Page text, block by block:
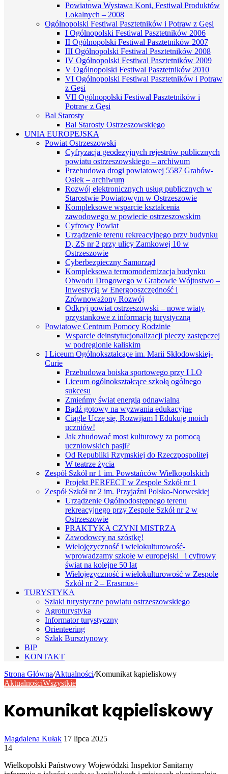
Powiatowa Wystawa Koni, Festiwal Produktów
Lokalnych – 2008
Ogólnopolski Festiwal Pasztetników i Potraw z Gęsi
I Ogólnopolski Festiwal Pasztetników 2006
II Ogólnopolski Festiwal Pasztetników 2007
III Ogólnopolski Festiwal Pasztetników 2008
IV Ogólnopolski Festiwal Pasztetników 2009
V Ogólnopolski Festiwal Pasztetników 2010
VI Ogólnopolski Festiwal Pasztetników i Potraw
z Gęsi
VII Ogólnopolski Festiwal Pasztetników i
Potraw z Gęsi
Bal Starosty
Bal Starosty Ostrzeszowskiego
UNIA EUROPEJSKA
Powiat Ostrzeszowski
Cyfryzacja geodezyjnych rejestrów publicznych
powiatu ostrzeszowskiego – archiwum
Przebudowa drogi powiatowej 5587 Grabów-
Osiek – archiwum
Rozwój elektronicznych usług publicznych w
Starostwie Powiatowym w Ostrzeszowie
Kompleksowe wsparcie kształcenia
zawodowego w powiecie ostrzeszowskim
Cyfrowy Powiat
Urządzenie terenu rekreacyjnego przy budynku
D, ZS nr 2 przy ulicy Zamkowej 10 w
Ostrzeszowie
Cyberbezpieczny Samorząd
Kompleksowa termomodernizacja budynku
Obwodu Drogowego w Grabowie Wójtostwo –
Inwestycją w Energooszczędność i
Zrównoważony Rozwój
Odkryj powiat ostrzeszowski – nowe wiaty
przystankowe z informacją turystyczną
Powiatowe Centrum Pomocy Rodzinie
Wsparcie deinstytucjonalizacji pieczy zastępczej
w podregionie kaliskim
I Liceum Ogólnokształcące im. Marii Skłodowskiej-
Curie
Przebudowa boiska sportowego przy I LO
Liceum ogólnokształcące szkołą ogólnego
sukcesu
Zmieńmy świat energią odnawialną
Bądź gotowy na wyzwania edukacyjne
Ciągle Uczę się, Rozwijam I Edukuję moich
uczniów!
Jak zbudować most kulturowy za pomocą
uczniowskich pasji?
Od Republiki Rzymskiej do Rzeczpospolitej
W teatrze życia
Zespół Szkół nr 1 im. Powstańców Wielkopolskich
Projekt PERFECT w Zespole Szkół nr 1
Zespół Szkół nr 2 im. Przyjaźni Polsko-Norweskiej
Urządzenie Ogólnodostępnego terenu
rekreacyjnego przy Zespole Szkół nr 2 w
Ostrzeszowie
PRAKTYKA CZYNI MISTRZA
Zawodowcy na szóstkę!
Wielojęzyczność i wielokulturowość-
wprowadzamy szkołę w europejski i cyfrowy
świat na kolejne 50 lat
Wielojęzyczność i wielokulturowość w Zespole
Szkół nr 2 – Erasmus+
TURYSTYKA
Szlaki turystyczne powiatu ostrzeszowskiego
Agroturystyka
Informator turystyczny
Orienteering
Szlak Bursztynowy
BIP
KONTAKT
Strona Główna/Aktualności/Komunikat kąpieliskowy
AktualnościWszystkie
Komunikat kąpieliskowy
Magdalena Kułak Send
17 lipca 2025
14
Wielkopolski Państwowy Wojewódzki Inspektor Sanitarny